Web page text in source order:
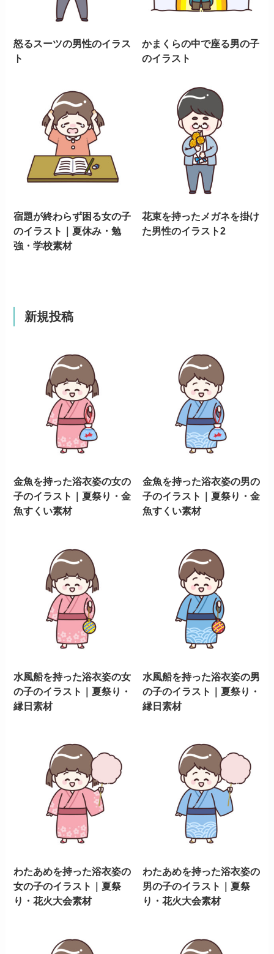
怒るスーツの男性のイラス
ト
かまくらの中で座る男の子
のイラスト
宿題が終わらず困る女の子
のイラスト｜夏休み・勉
強・学校素材
花束を持ったメガネを掛け
た男性のイラスト2
新規投稿
金魚を持った浴衣姿の女の
子のイラスト｜夏祭り・金
魚すくい素材
金魚を持った浴衣姿の男の
子のイラスト｜夏祭り・金
魚すくい素材
水風船を持った浴衣姿の女
の子のイラスト｜夏祭り・
縁日素材
水風船を持った浴衣姿の男
の子のイラスト｜夏祭り・
縁日素材
わたあめを持った浴衣姿の
女の子のイラスト｜夏祭
り・花火大会素材
わたあめを持った浴衣姿の
男の子のイラスト｜夏祭
り・花火大会素材